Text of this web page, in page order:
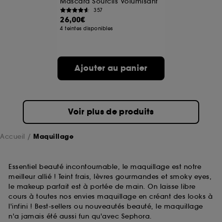
357
26,00€
4 teintes disponibles
Ajouter au panier
Voir plus de produits
Accueil Maquillage
Essentiel beauté incontournable, le maquillage est notre
meilleur allié ! Teint frais, lèvres gourmandes et smoky eyes,
le makeup parfait est à portée de main. On laisse libre
cours à toutes nos envies maquillage en créant des looks à
l'infini ! Best-sellers ou nouveautés beauté, le maquillage
n'a jamais été aussi fun qu'avec Sephora.
A l'exception des cookies techniques, le dépôt et la
lecture de ces traceurs requiert votre accord. Vous
choix" ci-dessous ou décider de "tout accepter".
Sephora pourra associer les informations de
navigation collectées par ces Cookies, pour les
sur "continuer sans accepter". Voous pouvez à tout
moment choisir de retirer votrte consentement. Si vous
souhaitez obtenir plus d'information sur les cookies